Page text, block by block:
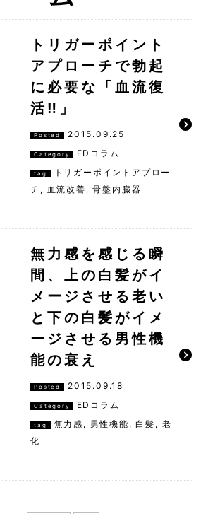
トリガーポイント
アプローチで勃起
に必要な「血流復
活‼︎」
Posted 2015.09.25
Category EDコラム
tag
トリガーポイントアプロー
チ , 血流改善 ,骨盤内臓器
無力感を感じる瞬
間、上の白髪がイ
メージさせる老い
と下の白髪がイメ
ージさせる男性機
能の衰え
Posted 2015.09.18
Category EDコラム
tag 無力感 , 男性機能 ,白髪 , 老
化